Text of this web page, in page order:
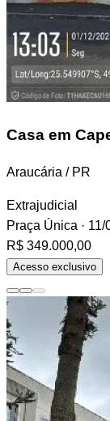
Casa em
Araucária / PR
Extrajudicial
Praça Única ·
R$ 349.000,00
Acesso exclusivo